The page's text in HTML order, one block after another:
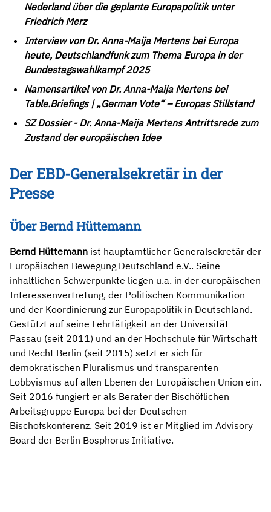
Nederland über die geplante Europapolitik unter
Friedrich Merz
Interview von Dr. Anna-Maija Mertens bei Europa
heute, Deutschlandfunk zum Thema Europa in der
Bundestagswahlkampf 2025
Namensartikel von Dr. Anna-Maija Mertens bei
Table.Briefings | „German Vote“ – Europas Stillstand
SZ Dossier - Dr. Anna-Maija Mertens Antrittsrede zum
Zustand der europäischen Idee
Der EBD-Generalsekretär in der
Presse
Über Bernd Hüttemann
Bernd Hüttemann ist hauptamtlicher Generalsekretär der
Europäischen Bewegung Deutschland e.V.. Seine
inhaltlichen Schwerpunkte liegen u.a. in der europäischen
Interessenvertretung, der Politischen Kommunikation
und der Koordinierung zur Europapolitik in Deutschland.
Gestützt auf seine Lehrtätigkeit an der Universität
Passau (seit 2011) und an der Hochschule für Wirtschaft
und Recht Berlin (seit 2015) setzt er sich für
demokratischen Pluralismus und transparenten
Lobbyismus auf allen Ebenen der Europäischen Union ein.
Seit 2016 fungiert er als Berater der Bischöflichen
Arbeitsgruppe Europa bei der Deutschen
Bischofskonferenz. Seit 2019 ist er Mitglied im Advisory
Board der Berlin Bosphorus Initiative.